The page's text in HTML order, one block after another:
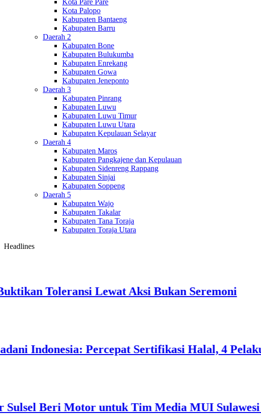
Kota Pare Pare
Kota Palopo
Kabupaten Bantaeng
Kabupaten Barru
Daerah 2
Kabupaten Bone
Kabupaten Bulukumba
Kabupaten Enrekang
Kabupaten Gowa
Kabupaten Jeneponto
Daerah 3
Kabupaten Pinrang
Kabupaten Luwu
Kabupaten Luwu Timur
Kabupaten Luwu Utara
Kabupaten Kepulauan Selayar
Daerah 4
Kabupaten Maros
Kabupaten Pangkajene dan Kepulauan
Kabupaten Sidenreng Rappang
Kabupaten Sinjai
Kabupaten Soppeng
Daerah 5
Kabupaten Wajo
Kabupaten Takalar
Kabupaten Tana Toraja
Kabupaten Toraja Utara
Headlines
Lewat Aksi Bukan Seremoni
Percepat Sertifikasi Halal, 4 Pelaku
Motor untuk Tim Media MUI Sulawesi Selatan